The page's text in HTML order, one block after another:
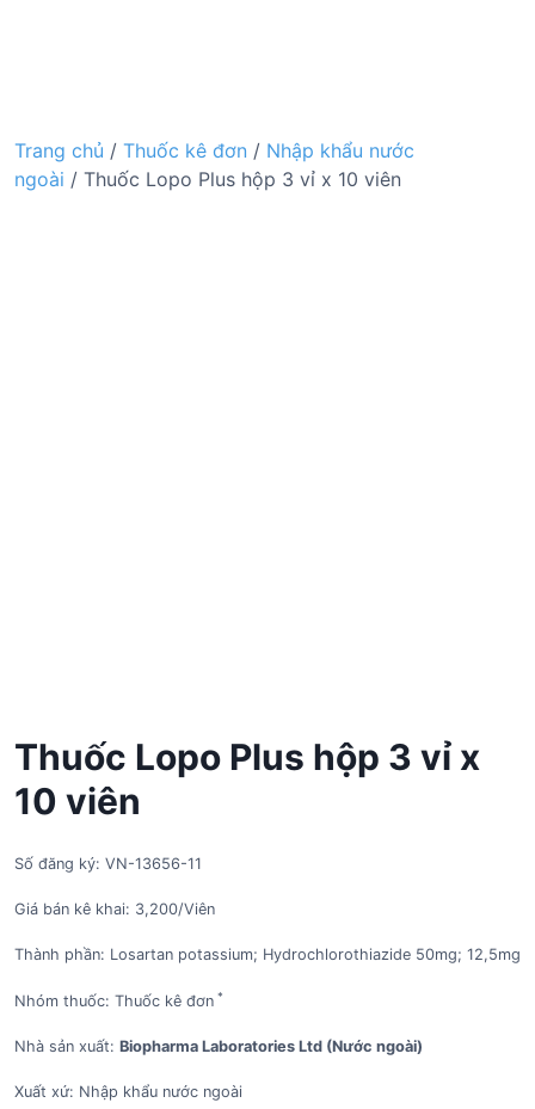
Trang chủ / Thuốc kê đơn / Nhập khẩu nước
ngoài / Thuốc Lopo Plus hộp 3 vỉ x 10 viên
Thuốc Lopo Plus hộp 3 vỉ x
10 viên
Số đăng ký: VN-13656-11
Giá bán kê khai: 3,200/Viên
Thành phần: Losartan potassium; Hydrochlorothiazide 50mg; 12,5mg
Nhóm thuốc: Thuốc kê đơn *
Nhà sản xuất: Biopharma Laboratories Ltd (Nước ngoài)
Xuất xứ: Nhập khẩu nước ngoài